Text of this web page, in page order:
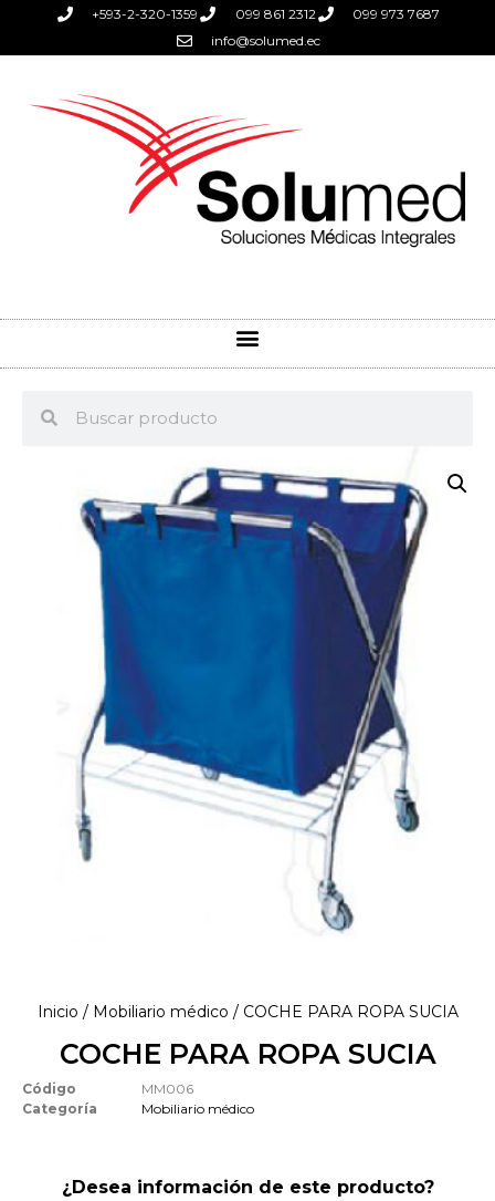
+593-2-320-1359 099 861 2312
099 973 7687
info@solumed.ec
Inicio / Mobiliario médico / COCHE PARA ROPA SUCIA
COCHE PARA ROPA SUCIA
Código
MM006
Categoría
Mobiliario médico
¿Desea información de este producto?